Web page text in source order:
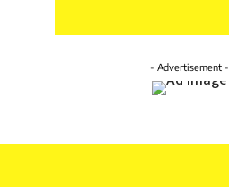
- Advertisement -